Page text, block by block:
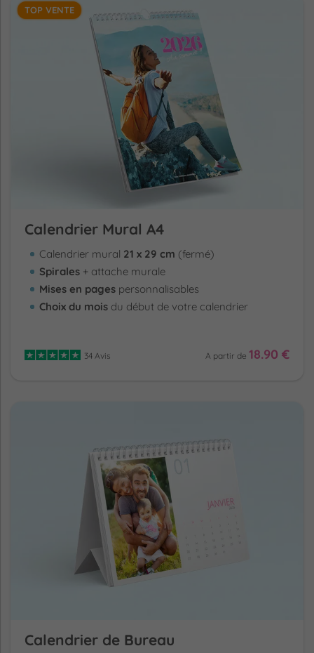
TOP VENTE
Calendrier Mural A4
Calendrier mural 21 x 29 cm (fermé)
Spirales + attache murale
Mises en pages personnalisables
Choix du mois du début de votre calendrier
34 Avis A partir de 18.90 €
Calendrier de Bureau